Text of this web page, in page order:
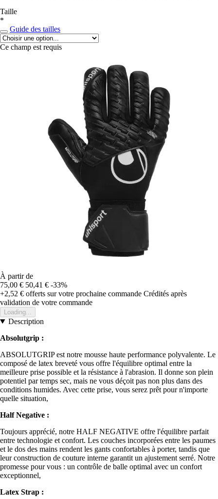
Taille
*
Guide des tailles
Ce champ est requis
À partir de
75,00 € 50,41 € -33%
+2,52 € offerts sur votre prochaine commande Crédités après
validation de votre commande
Loading...
Description
Absolutgrip :
ABSOLUTGRIP est notre mousse haute performance polyvalente. Le
composé de latex breveté vous offre l'équilibre optimal entre la
meilleure prise possible et la résistance à l'abrasion. Il donne son plein
potentiel par temps sec, mais ne vous déçoit pas non plus dans des
conditions humides. Avec cette prise, vous serez prêt pour n'importe
quelle situation,
Half Negative :
Toujours apprécié, notre HALF NEGATIVE offre l'équilibre parfait
entre technologie et confort. Les couches incorporées entre les paumes
et le dos des mains rendent les gants confortables à porter, tandis que
leur construction de couture interne garantit un ajustement serré. Notre
promesse pour vous : un contrôle de balle optimal avec un confort
exceptionnel,
Latex Strap :